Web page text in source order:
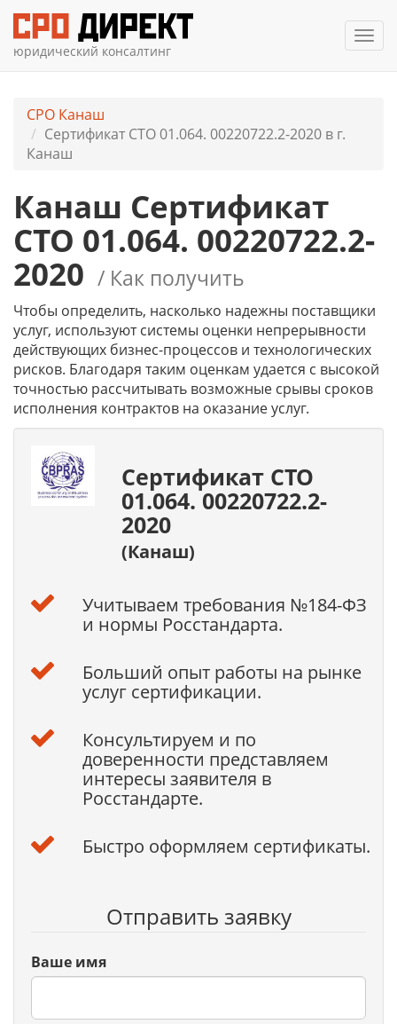
юридический консалтинг
СРО Канаш
Сертификат СТО 01.064. 00220722.2-2020 в г.
Канаш
Канаш Сертификат
СТО 01.064. 00220722.2-
2020 / Как получить
Чтобы определить, насколько надежны поставщики
услуг, используют системы оценки непрерывности
действующих бизнес-процессов и технологических
рисков. Благодаря таким оценкам удается с высокой
точностью рассчитывать возможные срывы сроков
исполнения контрактов на оказание услуг.
Сертификат СТО
01.064. 00220722.2-
2020
(Канаш)
Учитываем требования №184-ФЗ
и нормы Росстандарта.
Больший опыт работы на рынке
услуг сертификации.
Консультируем и по
доверенности представляем
интересы заявителя в
Росстандарте.
Быстро оформляем сертификаты.
Отправить заявку
Ваше имя